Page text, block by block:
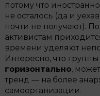
потому что
не осталось (да и
почти не получают).
активистам
времени уделяют
Интересно, что
горизонтально,
тренд — на более
самоорганизации.